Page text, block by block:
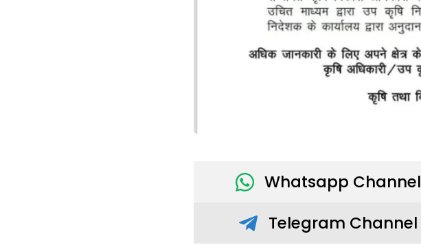
Whatsapp Channel
Telegram Channel